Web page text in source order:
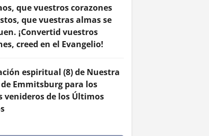
que vuestros corazones
que vuestras almas se
¡Convertid vuestros
creed en el Evangelio!
espiritual (8) de Nuestra
Emmitsburg para los
venideros de los Últimos